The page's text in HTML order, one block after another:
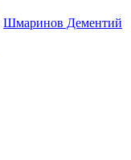
Шмаринов Дементий